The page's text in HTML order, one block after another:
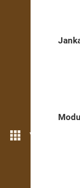
Více možností